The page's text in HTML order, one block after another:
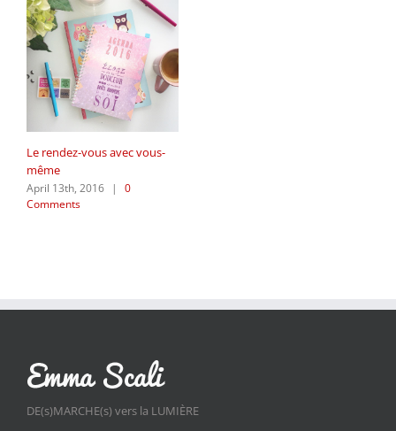
Le rendez-vous avec vous-
même
April 13th, 2016 |
0
Comments
DE(s)MARCHE(s) vers la LUMIÈRE